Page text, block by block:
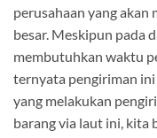
perusahaan yang akan
besar. Meskipun pada
membutuhkan waktu
ternyata pengiriman
yang melakukan
barang via laut ini, kita